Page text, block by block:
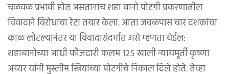
चळवळ प्रभावी होत असतानाच शहा बानो पोटगी प्रकरणातील
विवादाने विरोधाचा रेटा तयार केला. आता जवळपास चार दशकांचा
काळ लोटल्यानंतर या विवादासंदर्भात असे म्हणता येईल:
शहाबानोच्या आधी फौजदारी कलम १२५ खाली न्यायमूर्ती कृष्णा
अय्यर यांनी मुस्लीम स्त्रियांच्या पोटगीचे निकाल दिले होते. तेव्हा